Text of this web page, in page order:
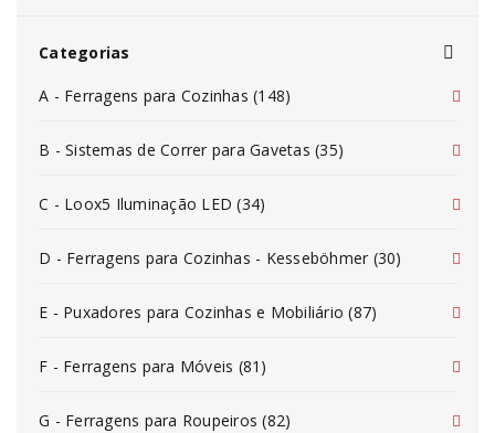
Categorias
A - Ferragens para Cozinhas (148)
B - Sistemas de Correr para Gavetas (35)
C - Loox5 Iluminação LED (34)
D - Ferragens para Cozinhas - Kesseböhmer (30)
E - Puxadores para Cozinhas e Mobiliário (87)
F - Ferragens para Móveis (81)
G - Ferragens para Roupeiros (82)